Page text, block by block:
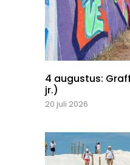
4 augustus:
jr.)
20 juli 2026